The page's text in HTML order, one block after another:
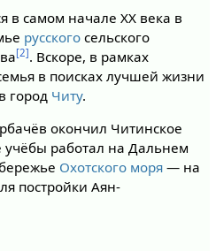
в самом начале XX века в
русскогосельского
[2]. Вскоре, в рамках
в поисках лучшей жизни
город Читу.
окончил Читинское
учёбы работал на Дальнем
Охотского моря— на
постройки Аян-